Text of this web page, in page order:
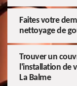
Faites votre
nettoyage de
Trouver un
l'installation de
La Balme